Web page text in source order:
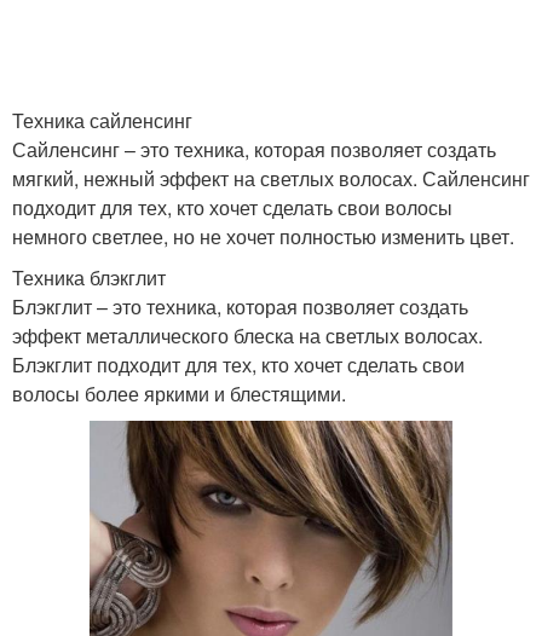
Техника сайленсинг
Сайленсинг – это техника, которая позволяет создать
мягкий, нежный эффект на светлых волосах. Сайленсинг
подходит для тех, кто хочет сделать свои волосы
немного светлее, но не хочет полностью изменить цвет.
Техника блэкглит
Блэкглит – это техника, которая позволяет создать
эффект металлического блеска на светлых волосах.
Блэкглит подходит для тех, кто хочет сделать свои
волосы более яркими и блестящими.